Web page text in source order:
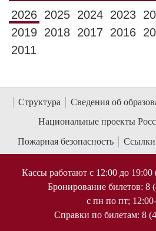
2026 2025 2024 2023
2019 2018 2017 2016
2011
Структура
Сведения об
Национальные проекты
Пожарная безопасность
Ссылки
Кассы работают с 12:00 до
Бронирование билетов: 8
с пн по пт;
Справки по билетам: 8